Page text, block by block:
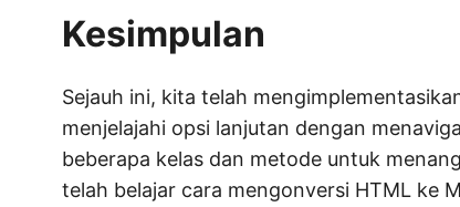
Kesimpulan
Sejauh ini, kita telah
menjelajahi opsi lanjutan dengan
beberapa kelas dan metode untuk
telah belajar cara mengonversi HTML ke